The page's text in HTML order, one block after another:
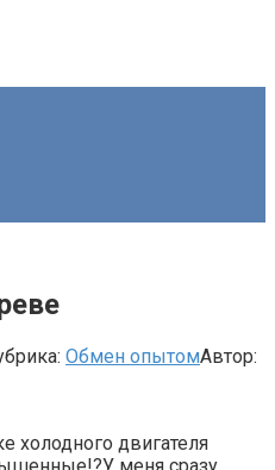
Обмен опытомАвтор:
холодного двигателя